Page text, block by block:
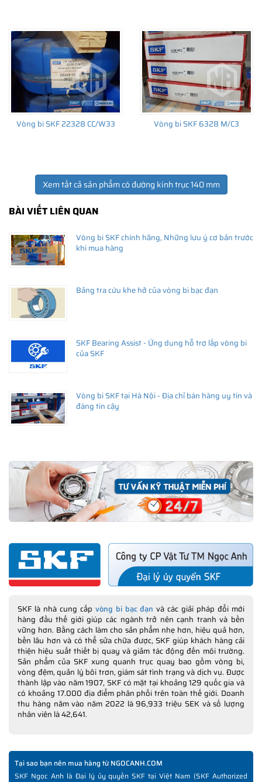
THÔNG TIN HỮU ÍCH
•Vòng bi SKF chính hãng, Những lưu ý cơ bản trước khi mua hàng
•Xuất xứ vòng bi SKF chính hãng ở đâu?
Chất lượng vòng bi SKF chính hãng
Vòng bi SKF 22328 CC/W33 Vòng bi SKF 6328 M/C3
Xem tất cả sản phẩm có đường kính trục 140 mm
BÀI VIẾT LIÊN QUAN
Vòng bi SKF chính hãng, Những lưu ý cơ bản trước
khi mua hàng
Bảng tra cứu khe hở của vòng bi bạc đạn
SKF Bearing Assist - Ứng dụng hỗ trợ lắp vòng bi
của SKF
Vòng bi SKF tại Hà Nội - Địa chỉ bán hàng uy tín và
đáng tin cậy
SKF là nhà cung cấp vòng bi bạc đạn và các giải pháp đổi mới
hàng đầu thế giới giúp các ngành trở nên cạnh tranh và bền
vững hơn. Bằng cách làm cho sản phẩm nhẹ hơn, hiệu quả hơn,
bền lâu hơn và có thể sửa chữa được, SKF giúp khách hàng cải
thiện hiệu suất thiết bị quay và giảm tác động đến môi trường.
Sản phẩm của SKF xung quanh trục quay bao gồm vòng bi,
vòng đệm, quản lý bôi trơn, giám sát tình trạng và dịch vụ. Được
thành lập vào năm 1907, SKF có mặt tại khoảng 129 quốc gia và
có khoảng 17.000 địa điểm phân phối trên toàn thế giới. Doanh
thu hàng năm vào năm 2022 là 96,933 triệu SEK và số lượng
nhân viên là 42,641.
Tại sao bạn nên mua hàng từ NGOCANH.COM
SKF Ngọc Anh là Đại lý ủy quyền SKF tại Việt Nam (SKF Authorized